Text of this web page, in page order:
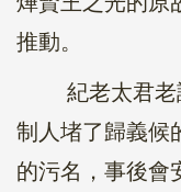
推動。
紀老太君老
制人堵了歸義候
的污名，事後會